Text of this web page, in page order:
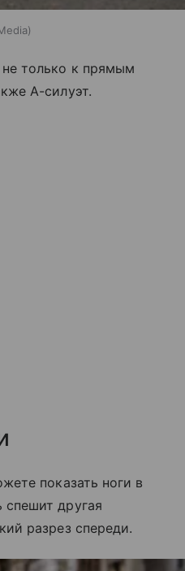
только к прямым
А-силуэт.
показать ноги в
другая
разрез спереди.